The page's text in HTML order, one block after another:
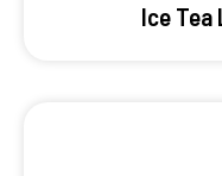
Ice Tea